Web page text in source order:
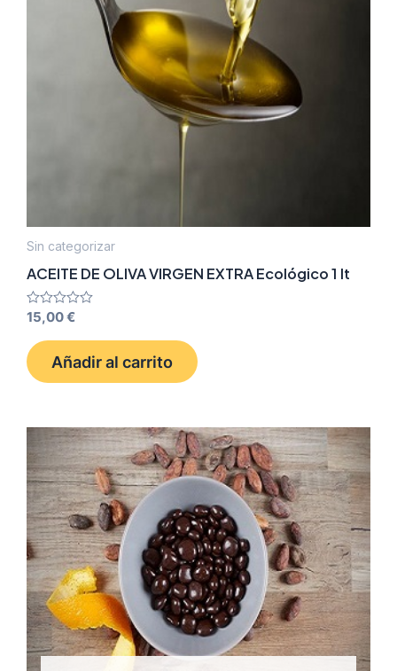
Sin categorizar
ACEITE DE OLIVA VIRGEN EXTRA Ecológico 1 lt
Valorado
con
de
5
15,00€
Añadir al carrito